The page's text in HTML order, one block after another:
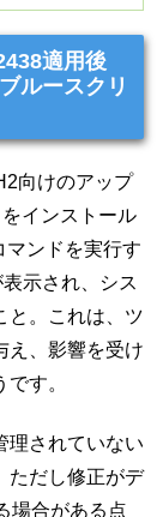
適用後
ルースクリ
向けのアップ
インストール
マンドを実行す
示され、シス
と。これは、ツ
え、影響を受け
す。
理されていない
ただし修正がデ
場合がある点